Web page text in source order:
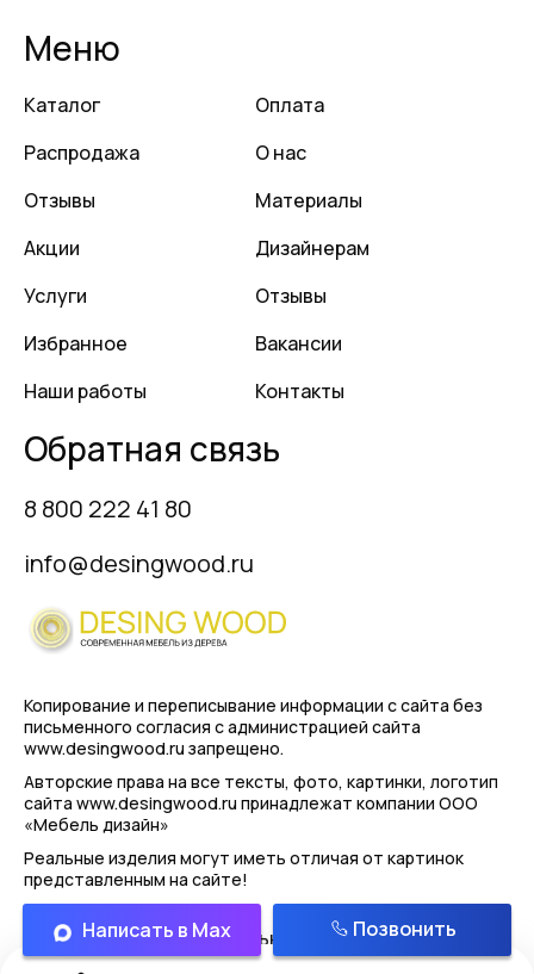
Меню
Каталог
Распродажа
Отзывы
Акции
Услуги
Избранное
Наши работы
Оплата
О нас
Материалы
Дизайнерам
Отзывы
Вакансии
Контакты
Обратная связь
8 800 222 41 80
info@desingwood.ru
Копирование и переписывание информации с сайта без
письменного согласия с администрацией сайта
www.desingwood.ru запрещено.
Авторские права на все тексты, фото, картинки, логотип
сайта www.desingwood.ru принадлежат компании ООО
«Мебель дизайн»
Реальные изделия могут иметь отличая от картинок
представленным на сайте!
Политика конфиденциальности
Написать в Max Позвонить